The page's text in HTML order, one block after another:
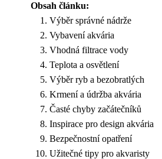
Obsah článku:
Výběr správné nádrže
Vybavení akvária
Vhodná filtrace vody
Teplota a osvětlení
Výběr ryb a bezobratlých
Krmení a údržba akvária
Časté chyby začátečníků
Inspirace pro design akvária
Bezpečnostní opatření
Užitečné tipy pro akvaristy